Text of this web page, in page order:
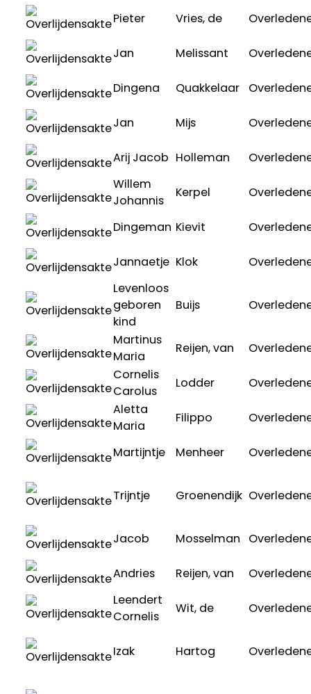
Pieter Vries, de
Jan Melissant
Dingena Quakkelaar
Jan Mijs
Arij Jacob Holleman
Willem
Johannis
Kerpel
Dingeman Kievit
Jannaetje Klok
Levenloos
geboren
kind
Buijs
Martinus
Maria
Reijen, van
Cornelis
Carolus
Lodder
Aletta
Maria
Filippo
Martijntje Menheer
Trijntje Groenendijk
Jacob Mosselman
Andries Reijen, van
Leendert
Cornelis
Wit, de
Izak Hartog